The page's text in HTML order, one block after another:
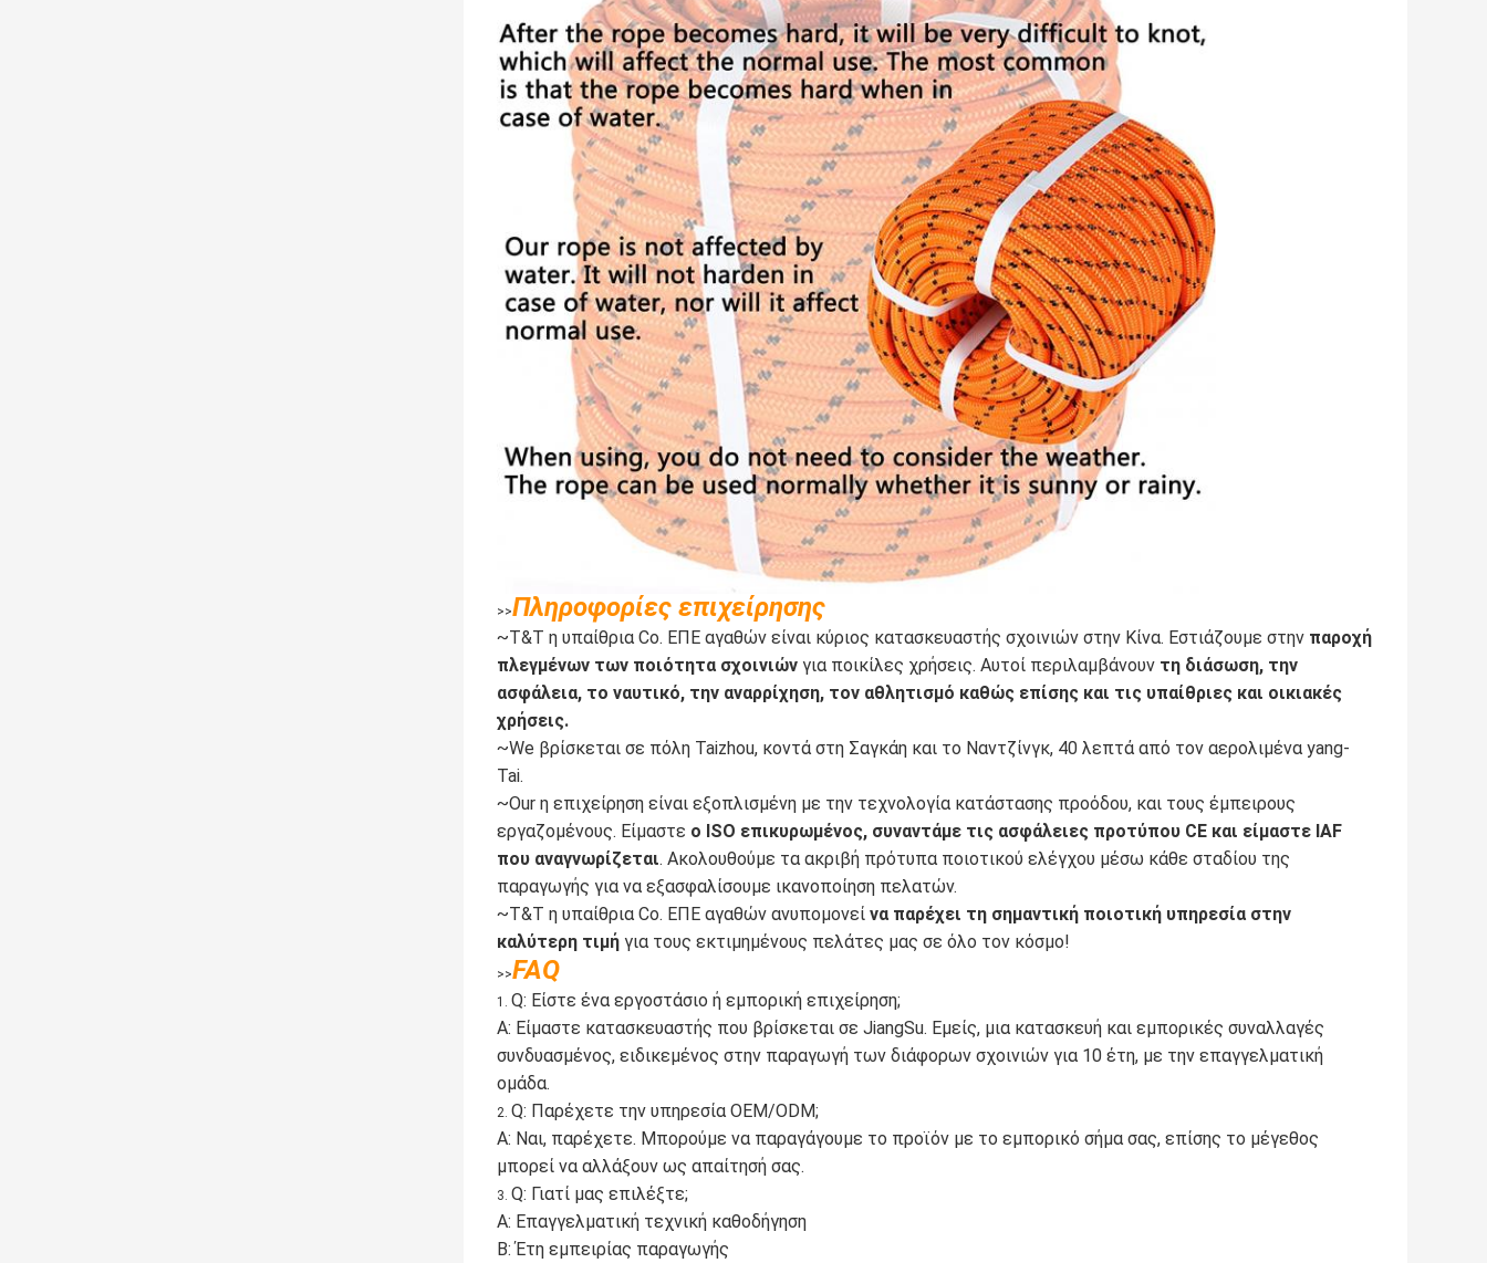
>>Πληροφορίες επιχείρησης
~T&T η υπαίθρια Co. ΕΠΕ αγαθών είναι κύριος κατασκευαστής σχοινιών στην Κίνα. Εστιάζουμε στην παροχή
πλεγμένων των ποιότητα σχοινιών για ποικίλες χρήσεις. Αυτοί περιλαμβάνουν τη διάσωση, την
ασφάλεια, το ναυτικό, την αναρρίχηση, τον αθλητισμό καθώς επίσης και τις υπαίθριες και οικιακές
χρήσεις.
~We βρίσκεται σε πόλη Taizhou, κοντά στη Σαγκάη και το Ναντζίνγκ, 40 λεπτά από τον αερολιμένα yang-
Tai.
~Our η επιχείρηση είναι εξοπλισμένη με την τεχνολογία κατάστασης προόδου, και τους έμπειρους
εργαζομένους. Είμαστε ο ISO επικυρωμένος, συναντάμε τις ασφάλειες προτύπου CE και είμαστε IAF
που αναγνωρίζεται. Ακολουθούμε τα ακριβή πρότυπα ποιοτικού ελέγχου μέσω κάθε σταδίου της
παραγωγής για να εξασφαλίσουμε ικανοποίηση πελατών.
~T&T η υπαίθρια Co. ΕΠΕ αγαθών ανυπομονεί να παρέχει τη σημαντική ποιοτική υπηρεσία στην
καλύτερη τιμή για τους εκτιμημένους πελάτες μας σε όλο τον κόσμο!
>>FAQ
1. Q: Είστε ένα εργοστάσιο ή εμπορική επιχείρηση;
Α: Είμαστε κατασκευαστής που βρίσκεται σε JiangSu. Εμείς, μια κατασκευή και εμπορικές συναλλαγές
συνδυασμένος, ειδικεμένος στην παραγωγή των διάφορων σχοινιών για 10 έτη, με την επαγγελματική
ομάδα.
2. Q: Παρέχετε την υπηρεσία OEM/ODM;
Α: Ναι, παρέχετε. Μπορούμε να παραγάγουμε το προϊόν με το εμπορικό σήμα σας, επίσης το μέγεθος
μπορεί να αλλάξουν ως απαίτησή σας.
3. Q: Γιατί μας επιλέξτε;
Α: Επαγγελματική τεχνική καθοδήγηση
Β: Έτη εμπειρίας παραγωγής